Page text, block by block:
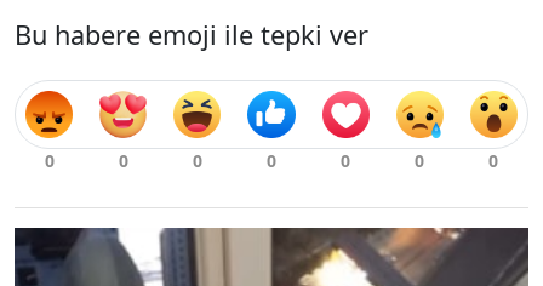
Bu habere emoji ile tepki ver